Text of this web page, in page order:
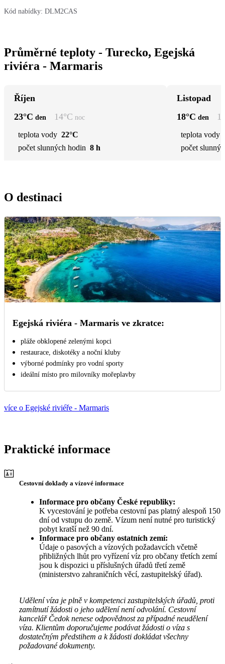
Kód nabídky: DLM2CAS
Průměrné teploty - Turecko, Egejská
riviéra - Marmaris
Říjen
23°C den 14°C noc
teplota vody 22°C
počet slunných hodin 8 h
Listopad
18°C den 11
teplota vody
počet
O destinaci
Egejská riviéra - Marmaris ve zkratce:
pláže obklopené zelenými kopci
restaurace, diskotéky a noční kluby
výborné podmínky pro vodní sporty
ideální místo pro milovníky mořeplavby
více o Egejské riviéře - Marmaris
Praktické informace
Cestovní doklady a vízové informace
Informace pro občany České republiky:
K vycestování je potřeba cestovní pas platný alespoň 150
dní od vstupu do země. Vízum není nutné pro turistický
pobyt kratší než 90 dní.
Informace pro občany ostatních zemí:
Údaje o pasových a vízových požadavcích včetně
přibližných lhůt pro vyřízení víz pro občany třetích zemí
jsou k dispozici u příslušných úřadů třetí země
(ministerstvo zahraničních věcí, zastupitelský úřad).
Udělení víza je plně v kompetenci zastupitelských úřadů, proti
zamítnutí žádosti o jeho udělení není odvolání. Cestovní
kancelář Čedok nenese odpovědnost za případné neudělení
víza. Klientům doporučujeme podávat žádosti o víza s
dostatečným předstihem a k žádosti dokládat všechny
požadované dokumenty.